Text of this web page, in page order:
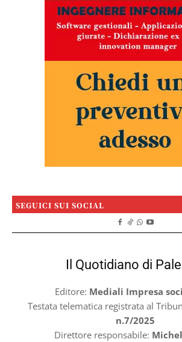
SEGUICI SUI SOCIAL
Il Quotidiano di
Editore: Mediali Impresa
Testata telematica registrata al
n.7/2025
Direttore responsabile: